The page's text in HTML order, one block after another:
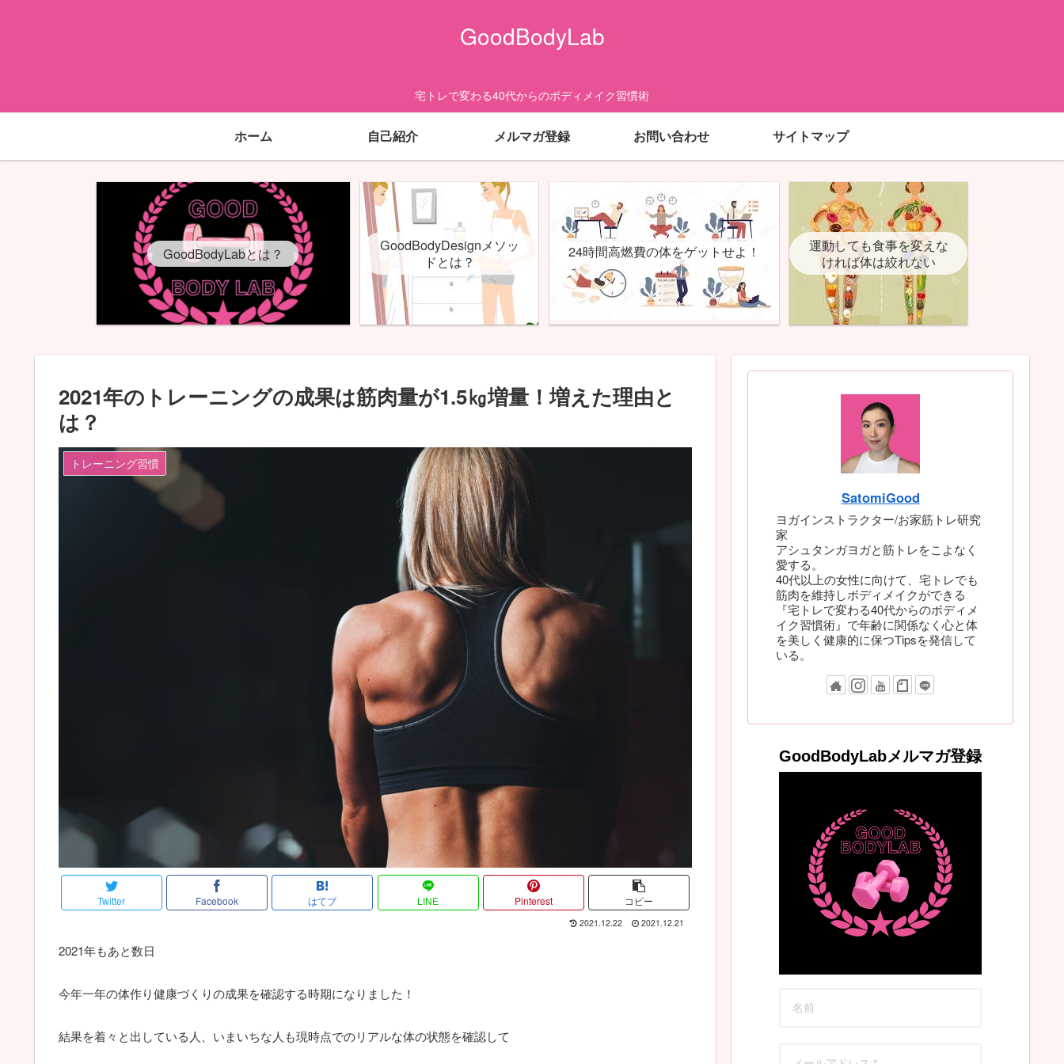
GoodBodyLab
宅トレで変わる40代からのボディメイク習慣術
ホーム 自己紹介 メルマガ登録 お問い合わせ サイトマップ
GoodBodyLabとは？
GoodBodyDesignメソッ
ドとは？
24時間高燃費の体をゲットせよ！
運動しても食事を変えな
ければ体は絞れない
2021年のトレーニングの成果は筋肉量が1.5㎏増量！増えた理由と
は？
トレーニング習慣
Twitter Facebook はてブ LINE Pinterest コピー
2021.12.22 2021.12.21
2021年もあと数日
今年一年の体作り健康づくりの成果を確認する時期になりました！
結果を着々と出している人、いまいちな人も現時点でのリアルな体の状態を確認して
SatomiGood
ヨガインストラクター/お家筋トレ研究
家
アシュタンガヨガと筋トレをこよなく
愛する。
40代以上の女性に向けて、宅トレでも
筋肉を維持しボディメイクができる
『宅トレで変わる40代からのボディメ
イク習慣術』で年齢に関係なく心と体
を美しく健康的に保つTipsを発信して
いる。
GoodBodyLabメルマガ登録